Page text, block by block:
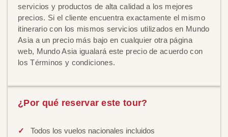
servicios y productos de alta calidad a los mejores
precios. Si el cliente encuentra exactamente el mismo
itinerario con los mismos servicios utilizados en Mundo
Asia a un precio más bajo en cualquier otra página
web, Mundo Asia igualará este precio de acuerdo con
los Términos y condiciones.
¿Por qué reservar este tour?
Todos los vuelos nacionales incluidos